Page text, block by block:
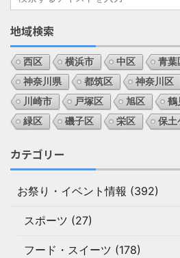
地域検索
西区 横浜市 中区 青葉
神奈川県
都筑区 神奈川区
川崎市
戸塚区 旭区 鶴
緑区
磯子区 栄区 保土
カテゴリー
お祭り・イベント情報 (392)
スポーツ (27)
フード・スイーツ (178)